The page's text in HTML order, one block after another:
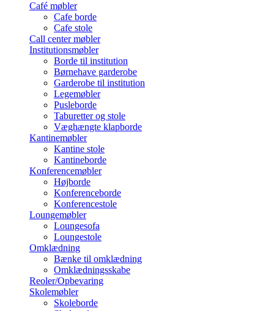
Café møbler
Cafe borde
Cafe stole
Call center møbler
Institutionsmøbler
Borde til institution
Børnehave garderobe
Garderobe til institution
Legemøbler
Pusleborde
Taburetter og stole
Væghængte klapborde
Kantinemøbler
Kantine stole
Kantineborde
Konferencemøbler
Højborde
Konferenceborde
Konferencestole
Loungemøbler
Loungesofa
Loungestole
Omklædning
Bænke til omklædning
Omklædningsskabe
Reoler/Opbevaring
Skolemøbler
Skoleborde